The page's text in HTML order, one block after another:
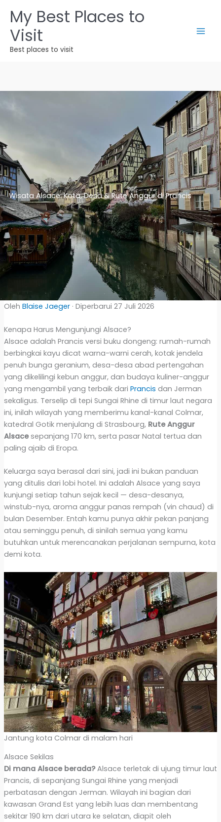
konten
My Best Places to
Visit
Best places to visit
Wisata Alsace: Kota, Desa & Rute Anggur di Prancis
Oleh Blaise Jaeger· Diperbarui 27 Juli 2026
Kenapa Harus Mengunjungi Alsace?
Alsace adalah Prancis versi buku dongeng: rumah-rumah
berbingkai kayu dicat warna-warni cerah, kotak jendela
penuh bunga geranium, desa-desa abad pertengahan
yang dikelilingi kebun anggur, dan budaya kuliner-anggur
yang mengambil yang terbaik dari Prancis dan Jerman
sekaligus. Terselip di tepi Sungai Rhine di timur laut negara
ini, inilah wilayah yang memberimu kanal-kanal Colmar,
katedral Gotik menjulang di Strasbourg, Rute Anggur
Alsacesepanjang 170 km, serta pasar Natal tertua dan
paling ajaib di Eropa.
Keluarga saya berasal dari sini, jadi ini bukan panduan
yang ditulis dari lobi hotel. Ini adalah Alsace yang saya
kunjungi setiap tahun sejak kecil — desa-desanya,
winstub-nya, aroma anggur panas rempah (vin chaud) di
bulan Desember. Entah kamu punya akhir pekan panjang
atau seminggu penuh, di sinilah semua yang kamu
butuhkan untuk merencanakan perjalanan sempurna, kota
demi kota.
Jantung kota Colmar di malam hari
Alsace Sekilas
Di mana Alsace berada?Alsace terletak di ujung timur laut
Prancis, di sepanjang Sungai Rhine yang menjadi
perbatasan dengan Jerman. Wilayah ini bagian dari
kawasan Grand Est yang lebih luas dan membentang
sekitar 190 km dari utara ke selatan, diapit oleh